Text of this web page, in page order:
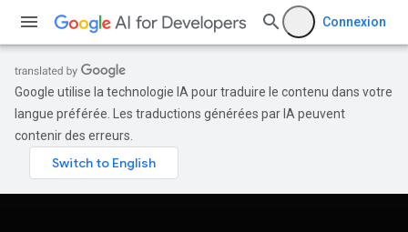
Connexion
Google utilise la technologie IA pour traduire le contenu dans votre
langue préférée. Les traductions générées par IA peuvent
contenir des erreurs.